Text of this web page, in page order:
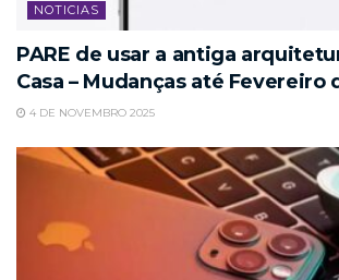
NOTICIAS
PARE de usar a antiga
Casa – Mudanças até Fevereiro
4 DE NOVEMBRO 2025